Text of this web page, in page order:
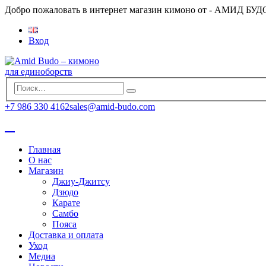
Добро пожаловать в интернет магазин кимоно от - АМИД
Вход
+7 986 330 4162sales@amid-budo.com
Главная
О нас
Магазин
Джиу-Джитсу
Дзюдо
Карате
Самбо
Пояса
Доставка и оплата
Уход
Медиа